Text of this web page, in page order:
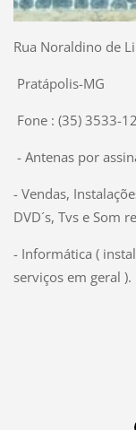
Rua Noraldino de
Pratápolis-MG
Fone : (35) 3533-
- Antenas por
- Vendas,
DVD´s, Tvs e Som
- Informática (
serviços em geral ).